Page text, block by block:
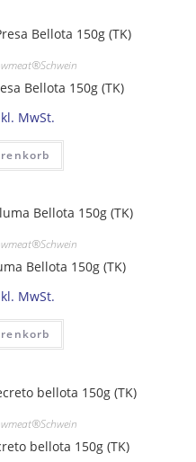
Bellota 150g (TK)
MwSt.
Bellota 150g (TK)
MwSt.
bellota 150g (TK)